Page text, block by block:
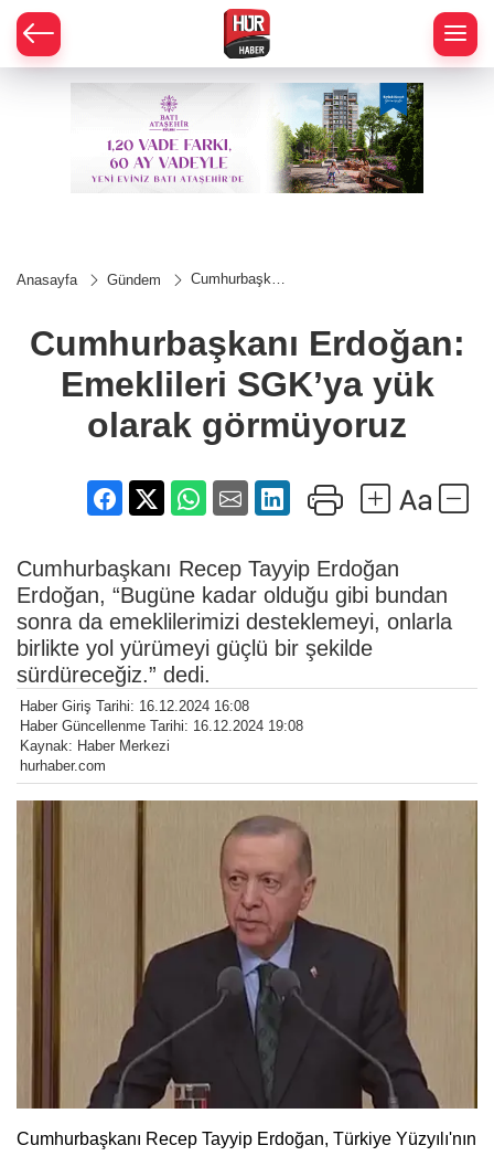
Anasayfa Gündem
Cumhurbaşkanı
SGK’ya yük
olarak
görmüyoruz
Cumhurbaşkanı Erdoğan:
Emeklileri SGK’ya yük
olarak görmüyoruz
Cumhurbaşkanı Recep Tayyip Erdoğan
Erdoğan, “Bugüne kadar olduğu gibi bundan
sonra da emeklilerimizi desteklemeyi, onlarla
birlikte yol yürümeyi güçlü bir şekilde
sürdüreceğiz.” dedi.
Haber Giriş Tarihi: 16.12.2024 16:08
Haber Güncellenme Tarihi: 16.12.2024 19:08
Kaynak: Haber Merkezi
hurhaber.com
Cumhurbaşkanı Recep Tayyip Erdoğan, Türkiye Yüzyılı'nın